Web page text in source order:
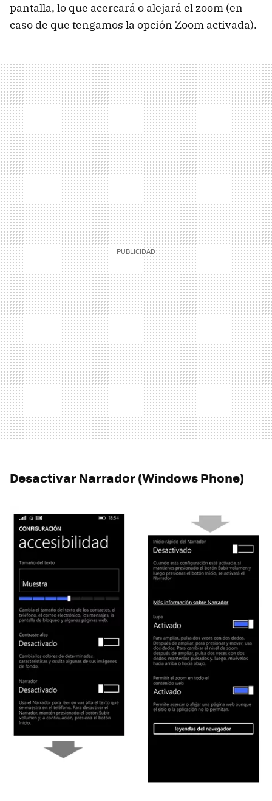
pantalla, lo que acercará o alejará el zoom (en
caso de que tengamos la opción Zoom activada).
Desactivar Narrador (Windows Phone)